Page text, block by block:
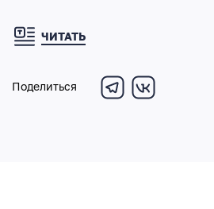
ЧИТАТЬ
Поделиться